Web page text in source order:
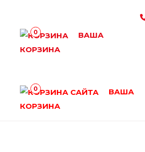
ВАША
КОРЗИНА
0
ВАША
КОРЗИНА
0